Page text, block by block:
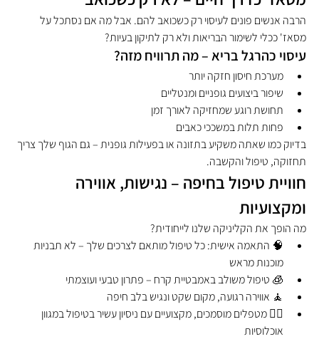
הרבה אנשים פונים לעיסוי רק כשכואב להם. אבל מה אם נסתכל על
מסאז' ככלי לשימור הבריאות ולא רק לתיקון בעיות?
עיסוי כהרגל בריא – מה תרוויח מזה?
מערכת חיסון חזקה יותר
שיפור ביצועים גופניים ומנטליים
תחושת רוגע שמחזיקה לאורך זמן
פחות תלות במשככי כאבים
בדיוק כמו שאתה משקיע בתזונה או בפעילות גופנית – גם הגוף שלך צריך
תחזוקה, טיפול והקשבה.
חוויית טיפול בחיפה – נגישות, אווירה
ומקצועיות
מה הופך את הקליניקה שלנו לייחודית?
🧠 התאמה אישית: כל טיפול מותאם לצרכים שלך – לא תבניות
מוכנות מראש
🧊 טיפול משולב באמבטיית קרח – פתרון טבעי ועוצמתי
🧘 אווירה רגועה, מקום שקט ונגיש בלב חיפה
🧑‍⚕️ מטפלים מוסמכים, מקצועיים עם ניסיון עשיר בטיפול במגוון
אוכלוסיות